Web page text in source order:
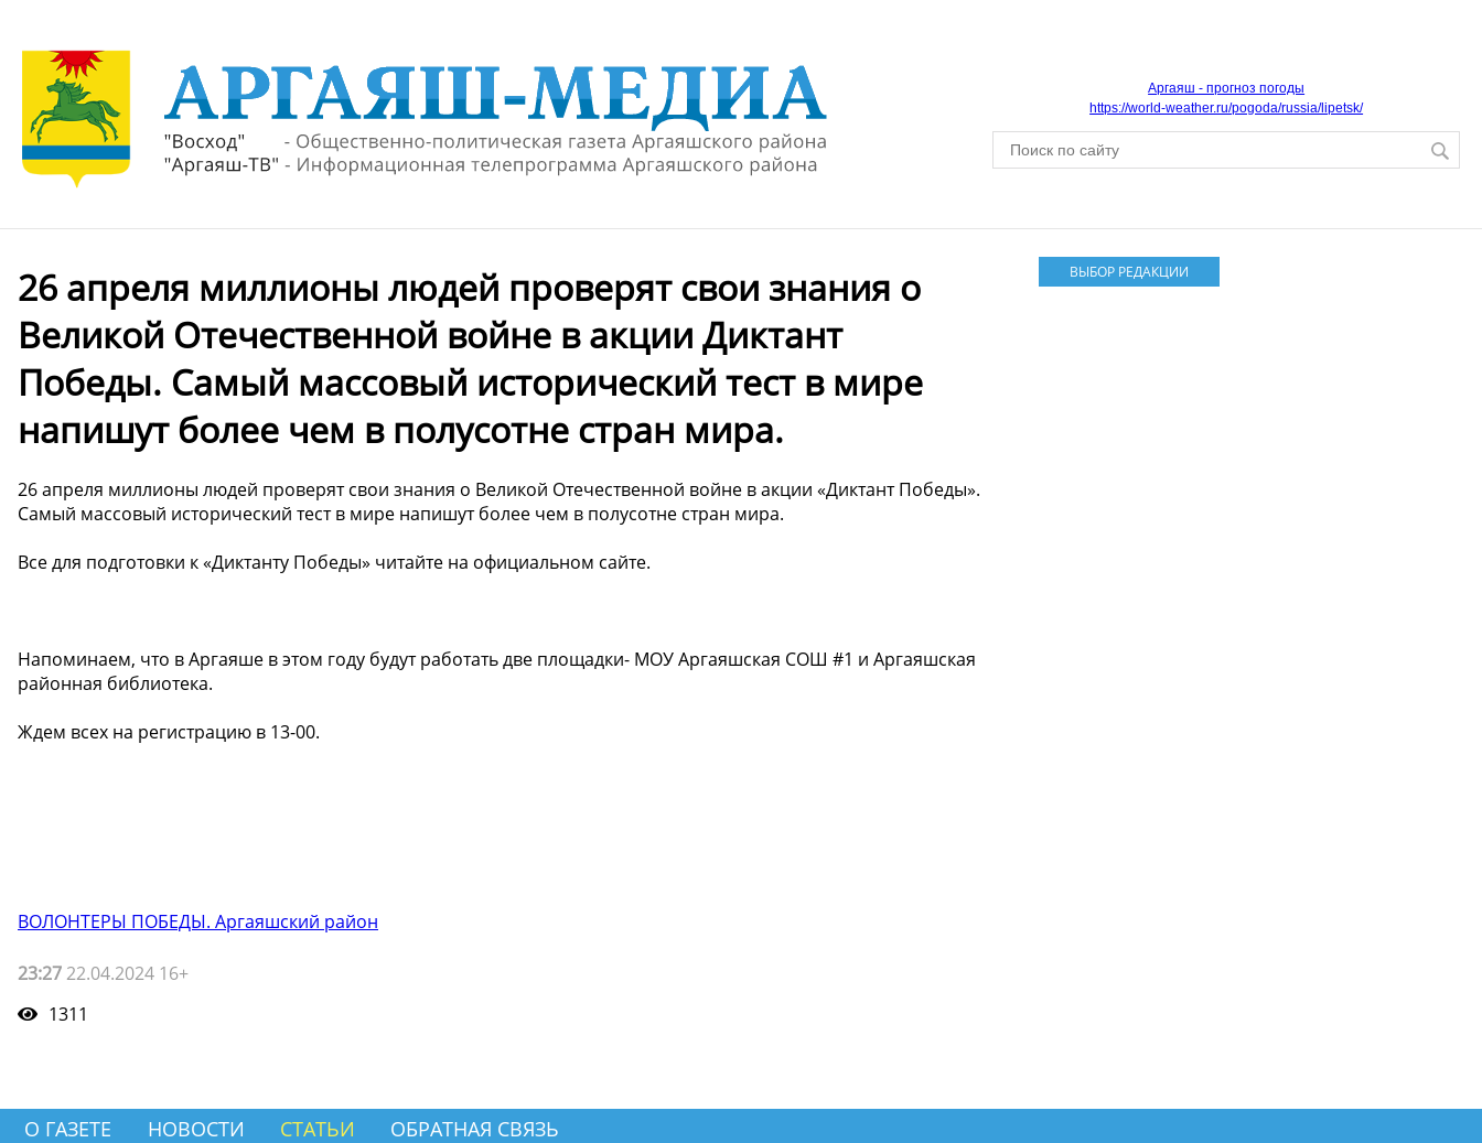
Аргаяш - прогноз погоды
https://world-weather.ru/pogoda/russia/lipetsk/
26 апреля миллионы людей проверят свои знания о
Великой Отечественной войне в акции Диктант
Победы. Самый массовый исторический тест в мире
напишут более чем в полусотне стран мира.
26 апреля миллионы людей проверят свои знания о Великой Отечественной войне в акции «Диктант Победы».
Самый массовый исторический тест в мире напишут более чем в полусотне стран мира.
Все для подготовки к «Диктанту Победы» читайте на официальном сайте.
Напоминаем, что в Аргаяше в этом году будут работать две площадки- МОУ Аргаяшская СОШ #1 и Аргаяшская
районная библиотека.
Ждем всех на регистрацию в 13-00.
ВОЛОНТЕРЫ ПОБЕДЫ. Аргаяшский район
23:27 22.04.2024 16+
1311
ВЫБОР РЕДАКЦИИ
О ГАЗЕТЕ НОВОСТИ СТАТЬИ ОБРАТНАЯ СВЯЗЬ